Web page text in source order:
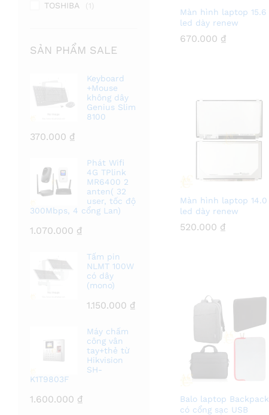
Màn hình laptop 15.6
led dày renew
670.000 ₫
670.000 ₫
Màn hình laptop 14.0
led dày renew
520.000 ₫
520.000 ₫
Balo laptop Backpack
có cổng sạc USB
TOSHIBA (1)
SẢN PHẨM SALE
Keyboard
+Mouse
không dây
Genius Slim
8100
370.000 ₫
Phát Wifi
4G TPlink
MR6400 2
anten( 32
user, tốc độ
300Mbps, 4 cổng Lan)
1.070.000 ₫
Tấm pin
NLMT 100W
có dây
(mono)
1.150.000 ₫
Máy chấm
công vân
tay+thẻ từ
Hikvision
SH-
K1T9803F
1.600.000 ₫